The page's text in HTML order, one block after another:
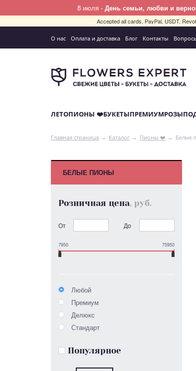
8 июля - День семьи, любви и
Accepted all cards, PayPal, USDT,
О нас Оплата и доставка Блог Контакты
ЛЕТОПИОНЫ ❤️БУКЕТЫПРЕМИУМРОЗЫ
Главная страница Каталог Пионы ❤️ Белые
БЕЛЫЕ ПИОНЫ
Розничная цена, руб.
От До
7950 75950
Любой
Премиум
Делюкс
Стандарт
Популярное